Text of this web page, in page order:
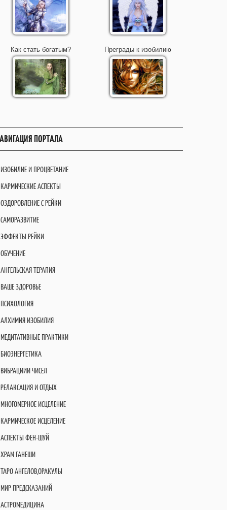
Как стать богатым? Преграды к изобилию
ПОРТАЛА
ИЗОБИЛИЕ И ПРОЦВЕТАНИЕ
КАРМИЧЕСКИЕ АСПЕКТЫ
ОЗДОРОВЛЕНИЕ С РЕЙКИ
САМОРАЗВИТИЕ
ЭФФЕКТЫ РЕЙКИ
ОБУЧЕНИЕ
АНГЕЛЬСКАЯ ТЕРАПИЯ
ВАШЕ ЗДОРОВЬЕ
ПСИХОЛОГИЯ
АЛХИМИЯ ИЗОБИЛИЯ
МЕДИТАТИВНЫЕ ПРАКТИКИ
БИОЭНЕРГЕТИКА
ВИБРАЦИИИ ЧИСЕЛ
РЕЛАКСАЦИЯ И ОТДЫХ
МНОГОМЕРНОЕ ИСЦЕЛЕНИЕ
КАРМИЧЕСКОЕ ИСЦЕЛЕНИЕ
АСПЕКТЫ ФЕН-ШУЙ
ХРАМ ГАНЕШИ
ТАРО АНГЕЛОВ,ОРАКУЛЫ
МИР ПРЕДСКАЗАНИЙ
АСТРОМЕДИЦИНА